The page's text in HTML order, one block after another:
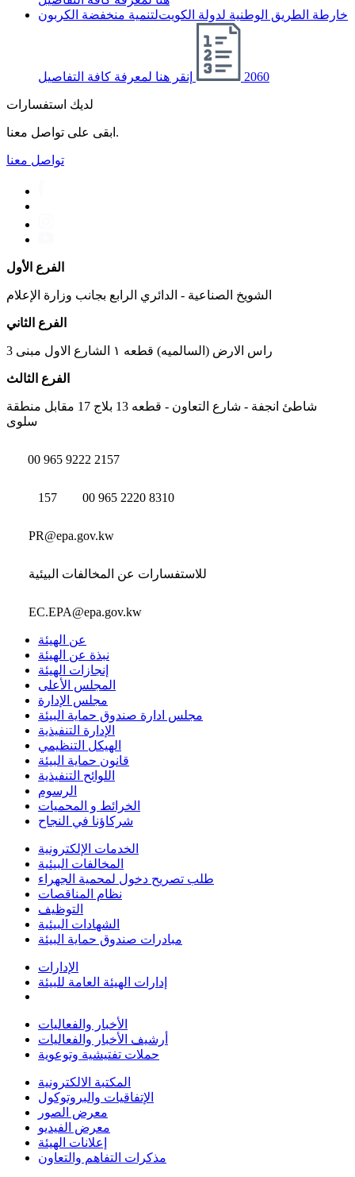
ﺧﺎرﻃﺔ اﻟﻄﺮﻳﻖ اﻟﻮﻃﻨﻴﺔ ﻟﺪوﻟﺔ اﻟﻜﻮﻳﺖﻟﺘﻨﻤﻴﺔ ﻣﻨﺨﻔﻀﺔ اﻟﻜﺮﺑﻮن
2060 إنقر هنا لمعرفة كافة التفاصيل
لديك استفسارات
ابقى على تواصل معنا.
تواصل معنا
الفرع الأول
الشويخ الصناعية - الدائري الرابع بجانب وزارة الإعلام
الفرع الثاني
راس الارض (السالميه) قطعه ١ الشارع الاول مبنى 3
الفرع الثالث
شاطئ انجفة - شارع التعاون - قطعه 13 بلاج 17 مقابل منطقة
سلوى
00 965 9222 2157
157 00 965 2220 8310
PR@epa.gov.kw
للاستفسارات عن المخالفات البيئية
EC.EPA@epa.gov.kw
عن الهيئة
نبذة عن الهيئة
إنجازات الهيئة
المجلس الأعلى
مجلس الإدارة
مجلس ادارة صندوق حماية البيئة
الإدارة التنفيذية
الهيكل التنظيمي
قانون حماية البيئة
اللوائح التنفيذية
الرسوم
الخرائط و المحميات
شركاؤنا في النجاح
الخدمات الإلكترونية
المخالفات البيئية
طلب تصريح دخول لمحمية الجهراء
نظام المناقصات
التوظيف
الشهادات البيئية
مبادرات صندوق حماية البيئة
الإدارات
إدارات الهيئة العامة للبيئة
الأخبار والفعاليات
أرشيف الأخبار والفعاليات
حملات تفتيشية وتوعوية
المكتبة الالكترونية
الإتفاقيات والبروتوكول
معرض الصور
معرض الفيديو
إعلانات الهيئة
مذكرات التفاهم والتعاون